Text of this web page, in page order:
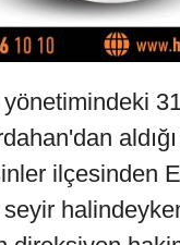
ilçesinden